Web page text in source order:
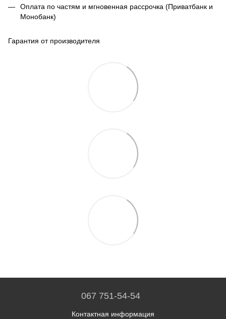
Оплата по частям и мгновенная рассрочка (Приватбанк и
Монобанк)
Гарантия от производителя
067 751-54-54
Контактная информация